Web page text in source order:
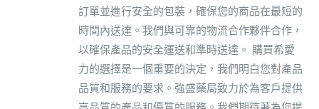
訂單並進行安全的包裝，確保您的商品在最短的
時間內送達。我們與可靠的物流合作夥伴合作，
以確保產品的安全運送和準時送達。 購買希愛
力的選擇是一個重要的決定，我們明白您對產品
品質和服務的要求。強盛藥局致力於為客戶提供